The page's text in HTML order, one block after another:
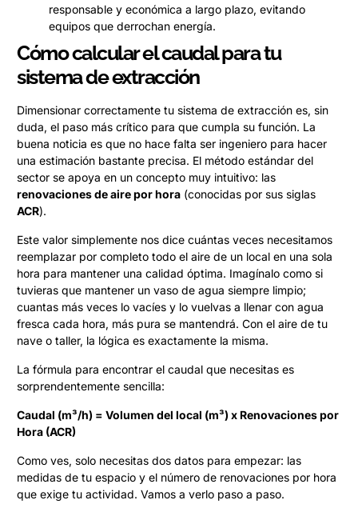
responsable y económica a largo plazo, evitando
equipos que derrochan energía.
Cómo calcular el caudal para tu
sistema de extracción
Dimensionar correctamente tu sistema de extracción es, sin
duda, el paso más crítico para que cumpla su función. La
buena noticia es que no hace falta ser ingeniero para hacer
una estimación bastante precisa. El método estándar del
sector se apoya en un concepto muy intuitivo: las
renovaciones de aire por hora (conocidas por sus siglas
ACR).
Este valor simplemente nos dice cuántas veces necesitamos
reemplazar por completo todo el aire de un local en una sola
hora para mantener una calidad óptima. Imagínalo como si
tuvieras que mantener un vaso de agua siempre limpio;
cuantas más veces lo vacíes y lo vuelvas a llenar con agua
fresca cada hora, más pura se mantendrá. Con el aire de tu
nave o taller, la lógica es exactamente la misma.
La fórmula para encontrar el caudal que necesitas es
sorprendentemente sencilla:
Caudal (m³/h) = Volumen del local (m³) x Renovaciones por
Hora (ACR)
Como ves, solo necesitas dos datos para empezar: las
medidas de tu espacio y el número de renovaciones por hora
que exige tu actividad. Vamos a verlo paso a paso.